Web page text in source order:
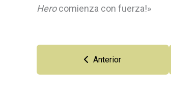
Herocomienza con fuerza!»
Anterior